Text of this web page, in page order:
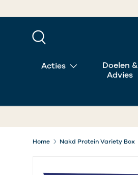
GA NAAR INHOUD
Acties
Doelen &
Advies
Home Nakd Protein Variety Box